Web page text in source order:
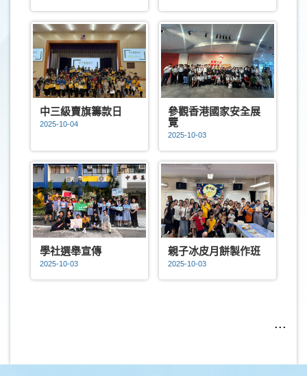
中三級賣旗籌款日
2025-10-04
參觀香港國家安全展
覽
2025-10-03
學社選舉宣傳
2025-10-03
親子冰皮月餅製作班
2025-10-03
...